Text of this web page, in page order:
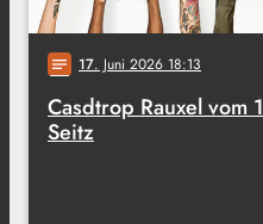
notes 17. Juni 2026 18:13
Casdtrop Rauxel
Seitz